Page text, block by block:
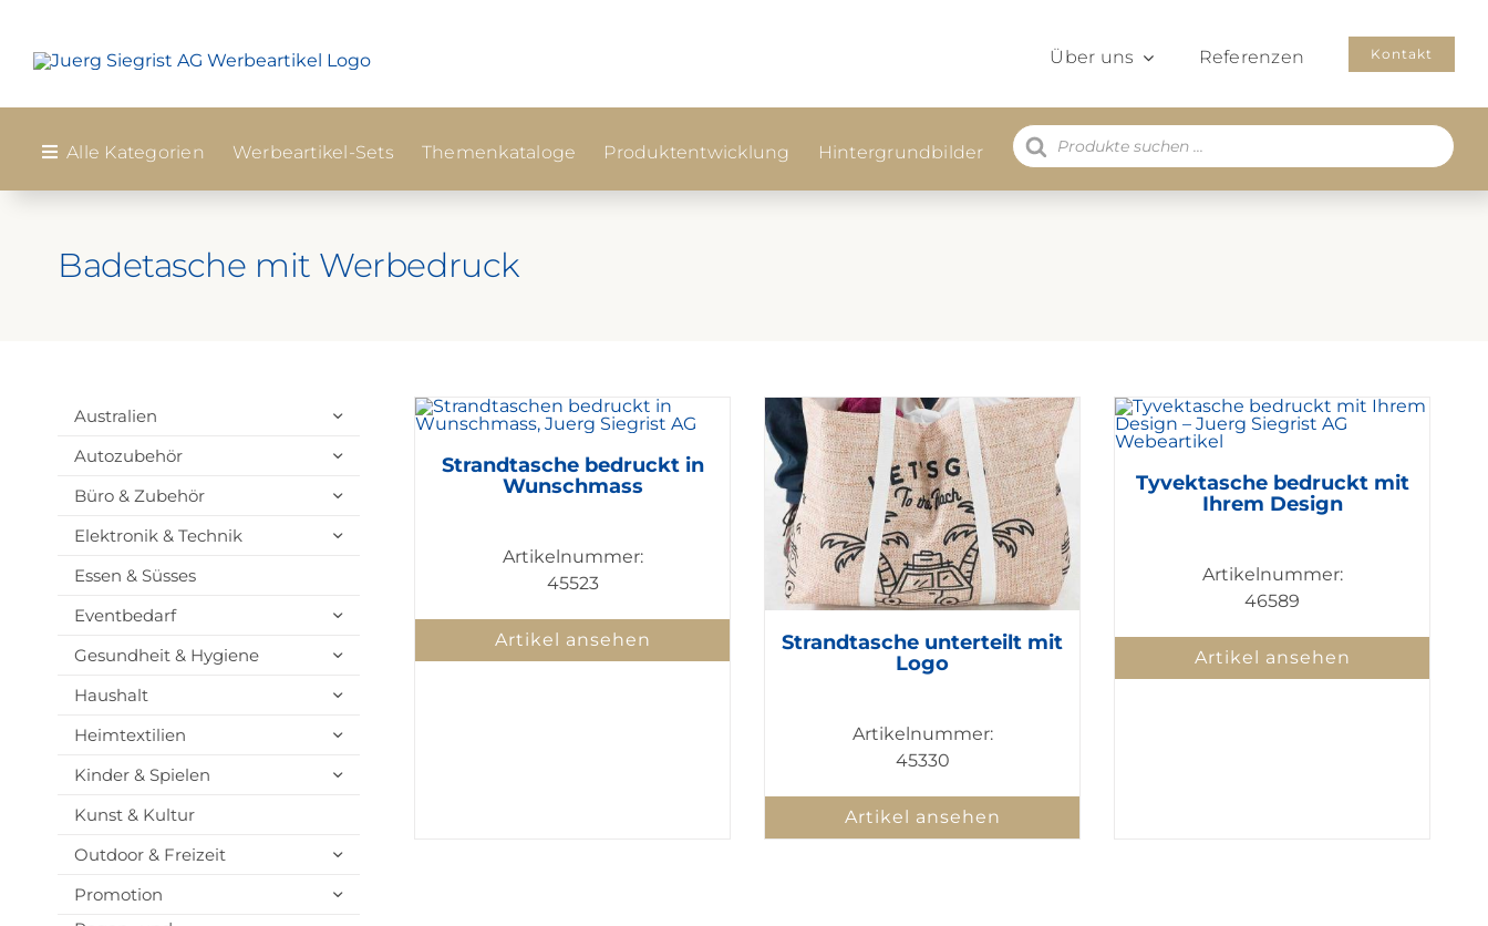
springen
Über uns Referenzen Kontakt
Alle Kategorien Werbeartikel-Sets Themenkataloge Produktentwicklung Hintergrundbilder
Products
search
Badetasche mit Werbedruck
Australien
Autozubehör
Büro & Zubehör
Elektronik & Technik
Essen & Süsses
Eventbedarf
Gesundheit & Hygiene
Haushalt
Heimtextilien
Kinder & Spielen
Kunst & Kultur
Outdoor & Freizeit
Promotion
Strandtasche bedruckt in
Wunschmass
Artikelnummer:
45523
Artikel ansehen
Strandtasche unterteilt mit
Logo
Artikelnummer:
45330
Artikel ansehen
Tyvektasche bedruckt mit
Ihrem Design
Artikelnummer:
46589
Artikel ansehen